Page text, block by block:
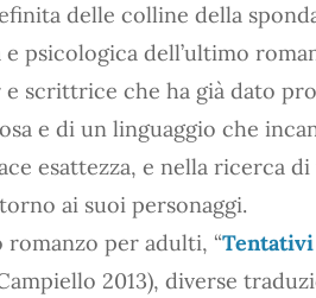
delle colline della
psicologica dell’ultimo
scrittrice che ha già dato
e di un linguaggio che
esattezza, e nella ricerca
ai suoi personaggi.
per adulti, “
2013), diverse